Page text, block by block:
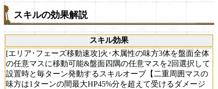
スキルの効果解説
スキル効果
[エリア･フェーズ移動速攻]火･木属性の味方3体を盤面全体
の任意マスに移動可能&盤面四隅の任意マスを2回選択して
設置時と毎ターン発動するスキルオーブ【二重周囲マスの
味方は1ターンの間最大HP45%分を超えて受けるダメージ